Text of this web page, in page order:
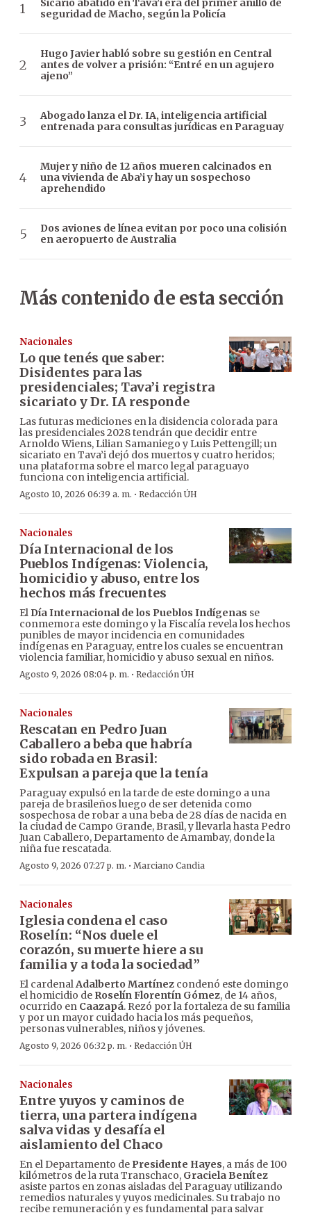
Sicario abatido en Tava’i era del primer anillo de
seguridad de Macho, según la Policía
Hugo Javier habló sobre su gestión en Central
antes de volver a prisión: “Entré en un agujero
ajeno”
Abogado lanza el Dr. IA, inteligencia artificial
entrenada para consultas jurídicas en Paraguay
Mujer y niño de 12 años mueren calcinados en
una vivienda de Aba’i y hay un sospechoso
aprehendido
Dos aviones de línea evitan por poco una colisión
en aeropuerto de Australia
Más contenido de esta sección
Nacionales
Lo que tenés que saber:
Disidentes para las
presidenciales; Tava’i registra
sicariato y Dr. IA responde
Las futuras mediciones en la disidencia colorada para
las presidenciales 2028 tendrán que decidir entre
Arnoldo Wiens, Lilian Samaniego y Luis Pettengill; un
sicariato en Tava’i dejó dos muertos y cuatro heridos;
una plataforma sobre el marco legal paraguayo
funciona con inteligencia artificial.
Agosto 10, 2026 06:39 a. m. · Redacción ÚH
Nacionales
Día Internacional de los
Pueblos Indígenas: Violencia,
homicidio y abuso, entre los
hechos más frecuentes
El Día Internacional de los Pueblos Indígenas se
conmemora este domingo y la Fiscalía revela los hechos
punibles de mayor incidencia en comunidades
indígenas en Paraguay, entre los cuales se encuentran
violencia familiar, homicidio y abuso sexual en niños.
Agosto 9, 2026 08:04 p. m. · Redacción ÚH
Nacionales
Rescatan en Pedro Juan
Caballero a beba que habría
sido robada en Brasil:
Expulsan a pareja que la tenía
Paraguay expulsó en la tarde de este domingo a una
pareja de brasileños luego de ser detenida como
sospechosa de robar a una beba de 28 días de nacida en
la ciudad de Campo Grande, Brasil, y llevarla hasta Pedro
Juan Caballero, Departamento de Amambay, donde la
niña fue rescatada.
Agosto 9, 2026 07:27 p. m. · Marciano Candia
Nacionales
Iglesia condena el caso
Roselín: “Nos duele el
corazón, su muerte hiere a su
familia y a toda la sociedad”
El cardenalAdalberto Martínez condenó este domingo
el homicidio de Roselín Florentín Gómez, de 14 años,
ocurrido en Caazapá. Rezó por la fortaleza de su familia
y por un mayor cuidado hacia los más pequeños,
personas vulnerables, niños y jóvenes.
Agosto 9, 2026 06:32 p. m. · Redacción ÚH
Nacionales
Entre yuyos y caminos de
tierra, una partera indígena
salva vidas y desafía el
aislamiento del Chaco
En el Departamento de Presidente Hayes, a más de 100
kilómetros de la ruta Transchaco, Graciela Benítez
asiste partos en zonas aisladas del Paraguay utilizando
remedios naturales y yuyos medicinales. Su trabajo no
recibe remuneración y es fundamental para salvar